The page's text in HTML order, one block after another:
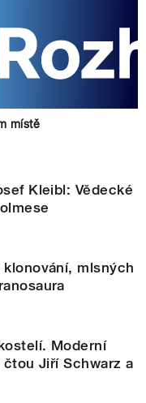
místě
Kleibl: Vědecké
mlsných
Moderní
Jiří Schwarz a